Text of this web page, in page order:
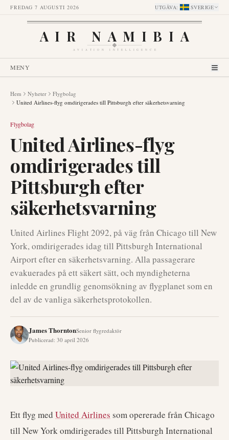
FREDAG 7 AUGUSTI 2026 UTGÅVA: SVERIGE
AIR NAMIBIA
AVIATION INTELLIGENCE
MENY
Hem Nyheter
Flygbolag
United Airlines-flyg omdirigerades till Pittsburgh efter säkerhetsvarning
Flygbolag
United Airlines-flyg
omdirigerades till
Pittsburgh efter
säkerhetsvarning
United Airlines Flight 2092, på väg från Chicago till New
York, omdirigerades idag till Pittsburgh International
Airport efter en säkerhetsvarning. Alla passagerare
evakuerades på ett säkert sätt, och myndigheterna
inledde en grundlig genomsökning av flygplanet som en
del av de vanliga säkerhetsprotokollen.
James ThorntonSenior flygredaktör
Publicerad: 30 april 2026
Ett flyg med United Airlines som opererade från Chicago
till New York omdirigerades till Pittsburgh International